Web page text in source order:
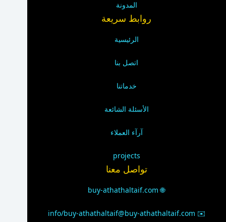
المدونة
روابط سريعة
الرئيسية
اتصل بنا
خدماتنا
الأسئلة الشائعة
آرآء العملاء
projects
تواصل معنا
🌐
buy-athathaltaif.com
✉️
info/buy-athathaltaif@buy-athathaltaif.com